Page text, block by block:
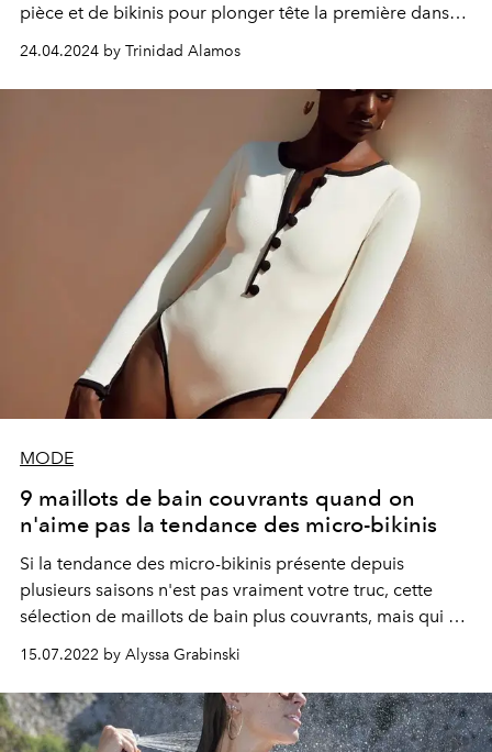
pièce et de bikinis pour plonger tête la première dans
les journées d'été.
24.04.2024 by Trinidad Alamos
MODE
9 maillots de bain couvrants quand on
n'aime pas la tendance des micro-bikinis
Si la tendance des micro-bikinis présente depuis
plusieurs saisons n'est pas vraiment votre truc, cette
sélection de maillots de bain plus couvrants, mais qui ne
lésinent pas sur le style, devrait vous intéresser.
15.07.2022 by Alyssa Grabinski